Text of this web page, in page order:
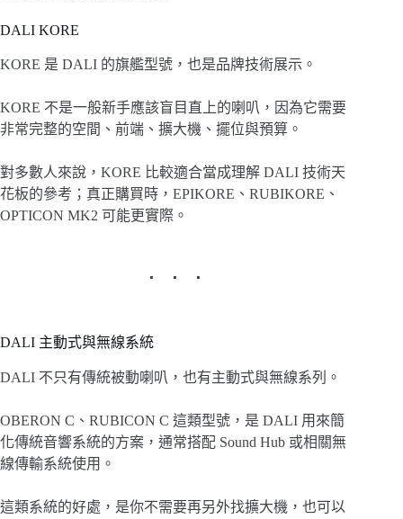
DALI KORE
KORE 是 DALI 的旗艦型號，也是品牌技術展示。
KORE 不是一般新手應該盲目直上的喇叭，因為它需要
非常完整的空間、前端、擴大機、擺位與預算。
對多數人來說，KORE 比較適合當成理解 DALI 技術天
花板的參考；真正購買時，EPIKORE、RUBIKORE、
OPTICON MK2 可能更實際。
DALI 主動式與無線系統
DALI 不只有傳統被動喇叭，也有主動式與無線系列。
OBERON C、RUBICON C 這類型號，是 DALI 用來簡
化傳統音響系統的方案，通常搭配 Sound Hub 或相關無
線傳輸系統使用。
這類系統的好處，是你不需要再另外找擴大機，也可以